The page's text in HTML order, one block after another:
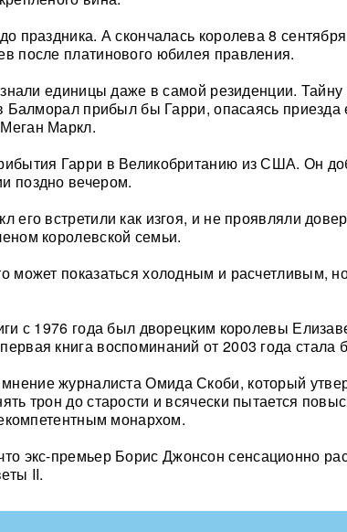
праздника. А скончалась королева 8
после платинового юбилея правления.
единицы даже в самой резиденции.
Балморал прибыл бы Гарри, опасаясь
Маркл.
Гарри в Великобританию из США. Он
поздно вечером.
его встретили как изгоя, и не проявляли
королевской семьи.
может показаться холодным и расчетливым,
с 1976 года был дворецким королевы
книга воспоминаний от 2003 года стала
журналиста Омида Скоби, который
трон до старости и всячески пытается
монархом.
экс-премьер Борис Джонсон сенсационно
II.